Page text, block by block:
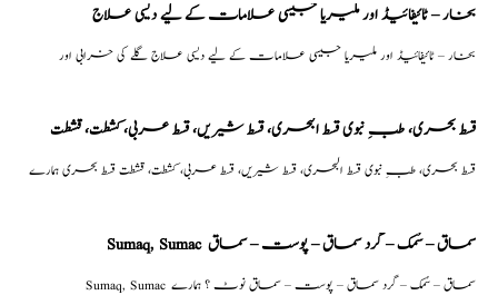
بخار – ٹائیفائیڈ اور ملیریا جیسی علامات کے لیے دیسی علاج
بخار – ٹائیفائیڈ اور ملیریا جیسی علامات کے لیے دیسی علاج گلے کی خرابی اور
قسط بحری، طبِ نبوی قسط البحری، قسط شیریں، قسط عربی، كشطت، قشطت
قسط بحری، طبِ نبوی قسط البحری، قسط شیریں، قسط عربی، كشطت، قشطت قسط بحری ہمارے
Sumaq, Sumac سماق – سُمک – گرد سماق – پوست – سماق
Sumaq, Sumac سماق – سُمک – گرد سماق – پوست – سماق نوٹ ؟ ہمارے